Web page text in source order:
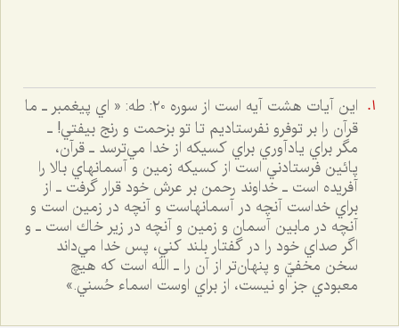
اين آيات هشت آيه است از سوره ٢٠: طه: « اي پيغمبر ـ ما
قرآن را بر توفرو نفرستاديم تا تو بزحمت و رنج بيفتي!‌ ـ
مگر براي يادآوري براي كسيكه از خدا مي‌‌ترسد ـ قرآن،
پائين فرستادني است از كسيكه زمين و آسمانهاي بالا را
آفريده است ـ خداوند رحمن بر عرش خود قرار گرفت ـ از
براي خداست آنچه در آسمان‎هاست و آنچه در زمين است و
آنچه در مابين آسمان و زمين و آنچه در زير خاك است ـ و
اگر صداي خود را در گفتار بلند كني، پس خدا مي‌داند
سخن مخفيّ و پنهان‌تر از آن را ـ اللَه است كه هيچ
معبودي جز او نيست، از براي اوست اسماء حُسني.»